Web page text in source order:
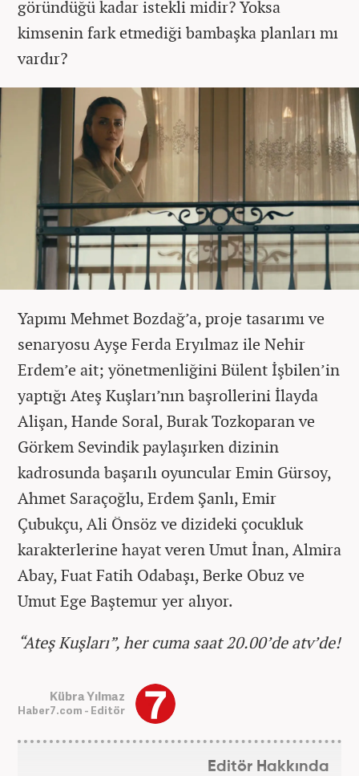
göründüğü kadar istekli midir? Yoksa
kimsenin fark etmediği bambaşka planları mı
vardır?
Yapımı Mehmet Bozdağ’a, proje tasarımı ve
senaryosu Ayşe Ferda Eryılmaz ile Nehir
Erdem’e ait; yönetmenliğini Bülent İşbilen’in
yaptığı Ateş Kuşları’nın başrollerini İlayda
Alişan, Hande Soral, Burak Tozkoparan ve
Görkem Sevindik paylaşırken dizinin
kadrosunda başarılı oyuncular Emin Gürsoy,
Ahmet Saraçoğlu, Erdem Şanlı, Emir
Çubukçu, Ali Önsöz ve dizideki çocukluk
karakterlerine hayat veren Umut İnan, Almira
Abay, Fuat Fatih Odabaşı, Berke Obuz ve
Umut Ege Baştemur yer alıyor.
“Ateş Kuşları”, her cuma saat 20.00’de atv’de!
Kübra Yılmaz
Haber7.com - Editör
Editör Hakkında